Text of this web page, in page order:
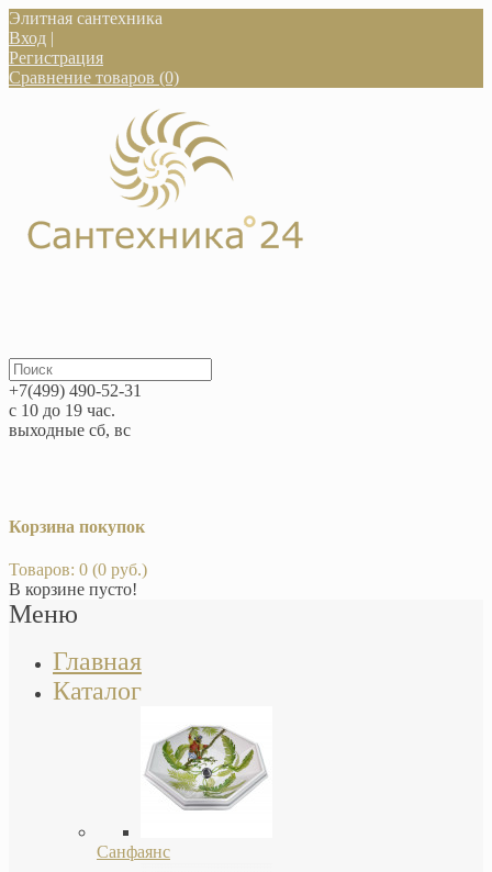
Элитная сантехника
Вход |
Регистрация
Сравнение товаров (0)
+7(499) 490-52-31
с 10 до 19 час.
выходные сб, вс
Корзина покупок
Товаров: 0 (0 руб.)
В корзине пусто!
Меню
Главная
Каталог
Санфаянс